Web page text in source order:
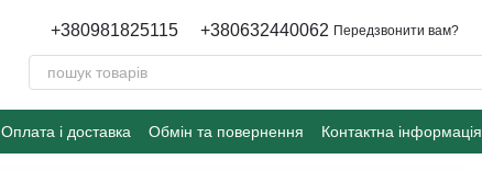
+380981825115 +380632440062 Передзвонити вам?
Оплата і доставка Обмін та повернення Контактна інформація